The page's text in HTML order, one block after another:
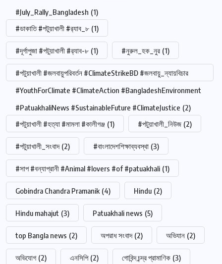
#July_Rally_Bangladesh (1)
#ডাকাতি #পটুয়াখালী #র‍্যাব_৮ (1)
#দূর্গাপুজা #পটুয়াখালী #র‍্যাব-৮ (1) #নুরুল_হক_নুর (1)
#পটুয়াখালী #জলবায়ুপরিবর্তন #ClimateStrikeBD #জলবায়ু_ন্যায়বিচার
#YouthForClimate #ClimateAction #BangladeshEnvironment
#PatuakhaliNews #SustainableFuture #ClimateJustice (2)
#পটুয়াখালী #হত্যা #মামলা #কালীগঞ্জ (1) #পটুয়াখালী_নিউজ (2)
#পটুয়াখালী_সংবাদ (2) #বাংলাদেশশিক্ষাব্যবস্থা (3)
#সাপ #বন্যাপ্রানী #Animal #lovers #of #patuakhali (1)
Gobindra Chandra Pramanik (4) Hindu (2)
Hindu mahajut (3) Patuakhali news (5)
top Bangla news (2) অপরাধ সংবাদ (2) অভিযান (2)
অভিযোগ (2) এনসিপি (2) গোবিন্দ চন্দ্র প্রামাণিক (3)